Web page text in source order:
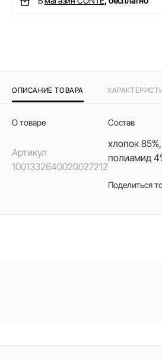
ОПИСАНИЕ ТОВАРА
О товаре
Артикул
1001332640020027212
Состав
хлопок
полиамид
Поделиться